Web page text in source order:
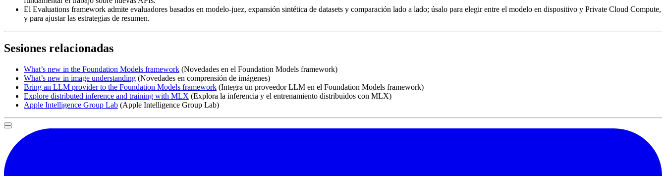
El Evaluations framework admite evaluadores basados en modelo-juez, expansión sintética de datasets y comparación lado a lado; úsalo para elegir entre el modelo en dispositivo y Private Cloud Compute,
y para ajustar las estrategias de resumen.
Sesiones relacionadas
What’s new in the Foundation Models framework (Novedades en el Foundation Models framework)
What’s new in image understanding (Novedades en comprensión de imágenes)
Bring an LLM provider to the Foundation Models framework (Integra un proveedor LLM en el Foundation Models framework)
Explore distributed inference and training with MLX (Explora la inferencia y el entrenamiento distribuidos con MLX)
Apple Intelligence Group Lab (Apple Intelligence Group Lab)